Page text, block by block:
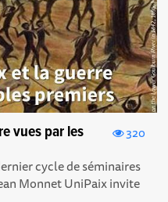
320
vues par les
cycle de séminaires
Monnet UniPaix invite